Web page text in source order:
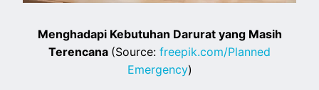
Menghadapi Kebutuhan Darurat yang Masih
Terencana (Source: freepik.com/Planned
Emergency)